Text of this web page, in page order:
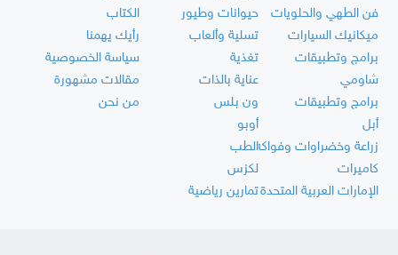
فن الطهي والحلويات
حيوانات وطيور
ميكانيك السيارات
تسلية وألعاب
برامج وتطبيقات
تغذية
شاومي
عناية بالذات
برامج وتطبيقات
ون بلس
أبل
أوبو
زراعة وخضراوات وفواكهالطب
كاميرات
لكزس
الإمارات العربية المتحدةتمارين رياضية
الكتاب
رأيك يهمنا
سياسة الخصوصية
مقالات مشهورة
من نحن